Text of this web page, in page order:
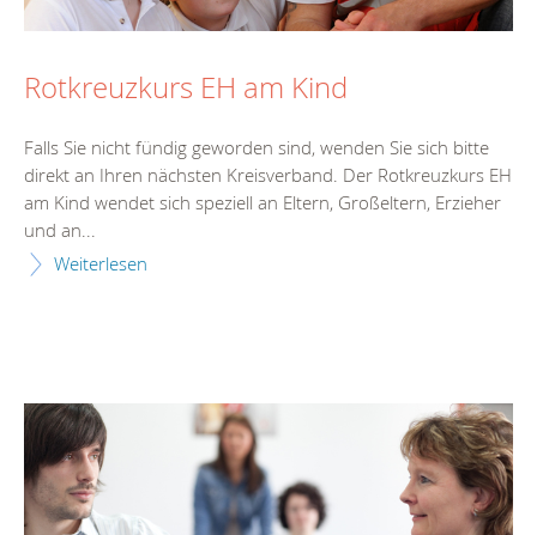
Rotkreuzkurs EH am Kind
Falls Sie nicht fündig geworden sind, wenden Sie sich bitte
direkt an Ihren nächsten Kreisverband. Der Rotkreuzkurs EH
am Kind wendet sich speziell an Eltern, Großeltern, Erzieher
und an...
Weiterlesen